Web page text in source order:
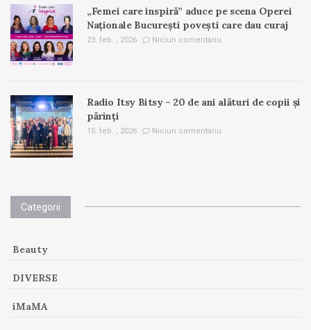
„Femei care inspiră” aduce pe scena Operei
Naționale București povești care dau curaj
23. feb. , 2026 Niciun comentariu
Radio Itsy Bitsy – 20 de ani alături de copii și
părinți
15. feb. , 2026 Niciun comentariu
Categorii
Beauty
DIVERSE
iMaMA